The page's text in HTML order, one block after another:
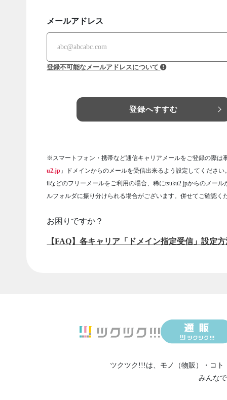
メールアドレス
登録不可能なメールアドレスについて
登録へすすむ
※スマートフォン・携帯など通信キャリアメールをご登録の際は
u2.jp 」ドメインからのメールを受信出来るよう設定してください
ilなどのフリーメールをご利用の場合、稀にtsuku2.jpからのメール
ルフォルダに振り分けられる場合がございます。併せてご確認く
お困りですか？
【FAQ】各キャリア「ドメイン指定受信」設定
ツクツク!!!は、 モノ（物販） ・ コト
みんな